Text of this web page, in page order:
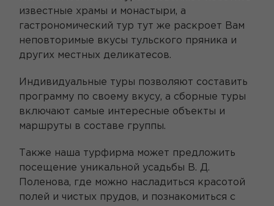
известные храмы и монастыри, а
гастрономический тур тут же раскроет Вам
неповторимые вкусы тульского пряника и
других местных деликатесов.
Индивидуальные туры позволяют составить
программу по своему вкусу, а сборные туры
включают самые интересные объекты и
маршруты в составе группы.
Также наша турфирма может предложить
посещение уникальной усадьбы В. Д.
Поленова, где можно насладиться красотой
полей и чистых прудов, и познакомиться с